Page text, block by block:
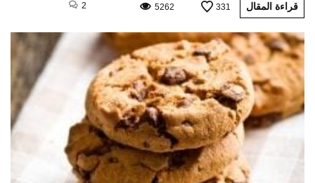
قراءة المقال 331
5262
2